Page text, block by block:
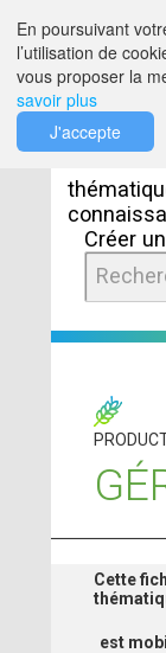
Créer
Cette
est
En poursuivant
l’utilisation de
vous proposer la
savoir plus
J'accepte